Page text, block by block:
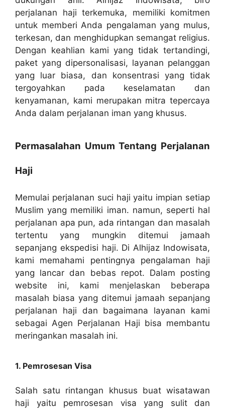
perjalanan haji terkemuka, memiliki komitmen
untuk memberi Anda pengalaman yang mulus,
terkesan, dan menghidupkan semangat religius.
Dengan keahlian kami yang tidak tertandingi,
paket yang dipersonalisasi, layanan pelanggan
yang luar biasa, dan konsentrasi yang tidak
tergoyahkan pada keselamatan dan
kenyamanan, kami merupakan mitra tepercaya
Anda dalam perjalanan iman yang khusus.
Permasalahan Umum Tentang Perjalanan
Haji
Memulai perjalanan suci haji yaitu impian setiap
Muslim yang memiliki iman. namun, seperti hal
perjalanan apa pun, ada rintangan dan masalah
tertentu yang mungkin ditemui jamaah
sepanjang ekspedisi haji. Di Alhijaz Indowisata,
kami memahami pentingnya pengalaman haji
yang lancar dan bebas repot. Dalam posting
website ini, kami menjelaskan beberapa
masalah biasa yang ditemui jamaah sepanjang
perjalanan haji dan bagaimana layanan kami
sebagai Agen Perjalanan Haji bisa membantu
meringankan masalah ini.
1. Pemrosesan Visa
Salah satu rintangan khusus buat wisatawan
haji yaitu pemrosesan visa yang sulit dan